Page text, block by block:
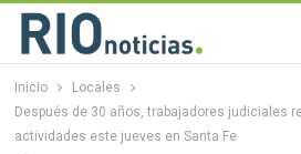
Inicio
Locales
Después de 30 años, trabajadores judiciales
actividades este jueves en Santa Fe